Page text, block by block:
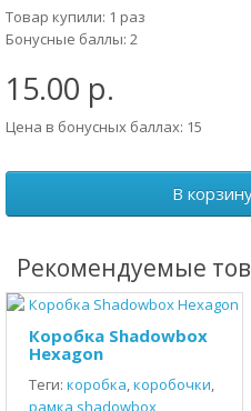
Товар купили: 1 раз
Бонусные баллы: 2
15.00 р.
Цена в бонусных баллах: 15
В
Рекомендуемые
Коробка Shadowbox
Hexagon
Теги: коробка,коробочки,
рамка shadowbox,